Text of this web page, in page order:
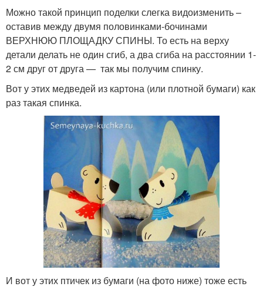
Можно такой принцип поделки слегка видоизменить –
оставив между двумя половинками-бочинами
ВЕРХНЮЮ ПЛОЩАДКУ СПИНЫ. То есть на верху
детали делать не один сгиб, а два сгиба на расстоянии 1-
2 см друг от друга — так мы получим спинку.
Вот у этих медведей из картона (или плотной бумаги) как
раз такая спинка.
И вот у этих птичек из бумаги (на фото ниже) тоже есть